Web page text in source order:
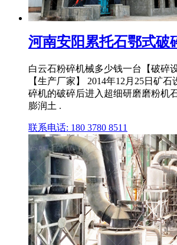
河南安阳累托石鄂式破
白云石粉碎机械多少钱一台【破碎
【生产厂家】 2014年12月25日矿
碎机的破碎后进入超细研磨磨粉机
膨润土 .
联系电话: 180 3780 8511